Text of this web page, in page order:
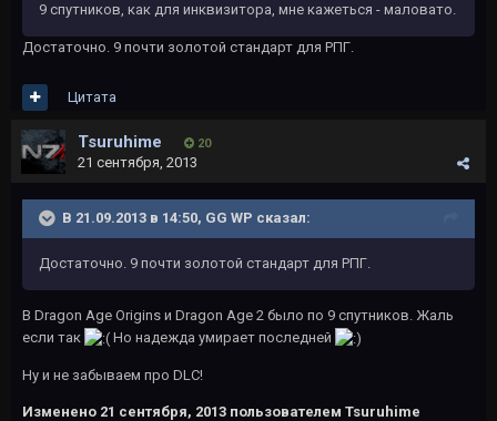
9 спутников, как для инквизитора, мне кажеться - маловато.
Достаточно. 9 почти золотой стандарт для РПГ.
Цитата
Tsuruhime 20
21 сентября, 2013
В 21.09.2013 в 14:50, GG WP сказал:
Достаточно. 9 почти золотой стандарт для РПГ.
В Dragon Age Origins и Dragon Age 2 было по 9 спутников. Жаль
если так
Но надежда умирает последней
Ну и не забываем про DLC!
Изменено 21 сентября, 2013 пользователем Tsuruhime